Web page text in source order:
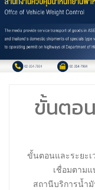
ขั้นตอน
ขั้นตอนและระยะ
เชื่อมตาม
สถานีบริการน้ำ